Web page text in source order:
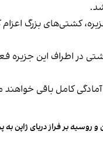
کشتی‌های بزرگ اعزام
تایوان، طی ۲۴ ساعت گذشته، دو فروند
کامل باقی خواهند
بر فراز دریای ژاپن به